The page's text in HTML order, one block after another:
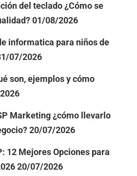
del teclado ¿Cómo se
01/08/2026
informatica para niños de
07/2026
son, ejemplos y cómo
Marketing ¿cómo llevarlo
20/07/2026
12 Mejores Opciones para
20/07/2026